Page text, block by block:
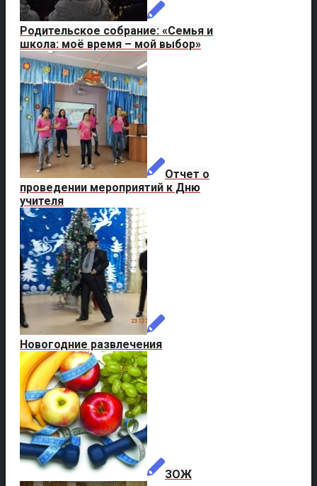
Родительское собрание: «Семья и
школа: моё время – мой выбор»
Отчет о
проведении мероприятий к Дню
учителя
Новогодние развлечения
ЗОЖ